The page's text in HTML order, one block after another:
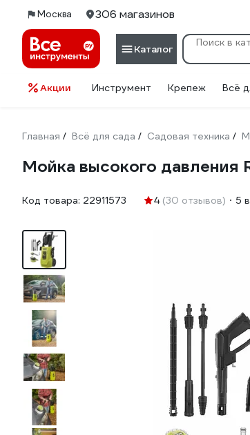
Москва 306 магазинов
Каталог
Акции Инструмент Крепеж Всё
Главная / Всё для сада / Садовая техника /
Мойка высокого давления
Код товара: 22911573 4 (30 отзывов) 5